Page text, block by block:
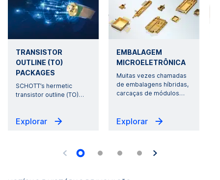
TRANSISTOR
OUTLINE (TO)
PACKAGES
SCHOTT’s hermetic
transistor outline (TO)…
Explorar
EMBALAGEM
MICROELETRÔNICA
Muitas vezes chamadas
de embalagens híbridas,
carcaças de módulos…
Explorar